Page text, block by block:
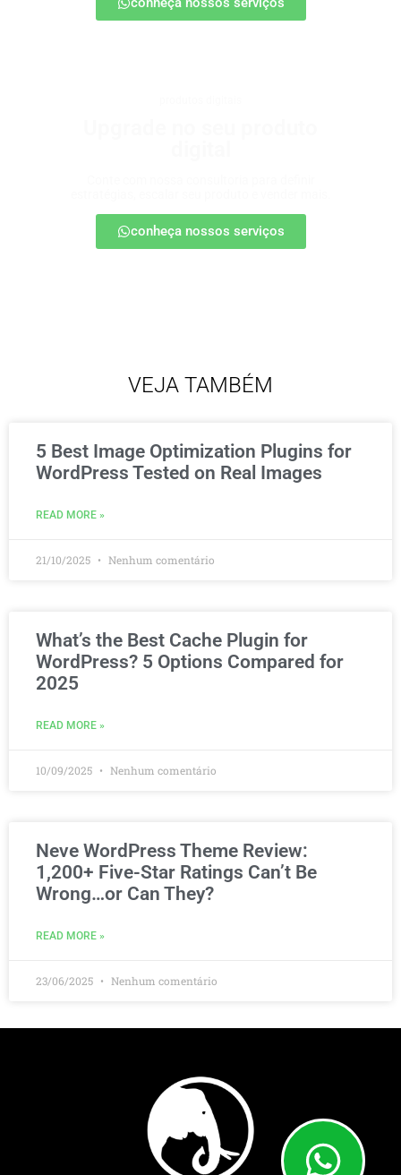
conheça nossos serviços
VEJA TAMBÉM
5 Best Image Optimization Plugins for
WordPress Tested on Real Images
READ MORE »
21/10/2025 Nenhum comentário
What’s the Best Cache Plugin for
WordPress? 5 Options Compared for
2025
READ MORE »
10/09/2025 Nenhum comentário
Neve WordPress Theme Review:
1,200+ Five-Star Ratings Can’t Be
Wrong…or Can They?
READ MORE »
23/06/2025 Nenhum comentário